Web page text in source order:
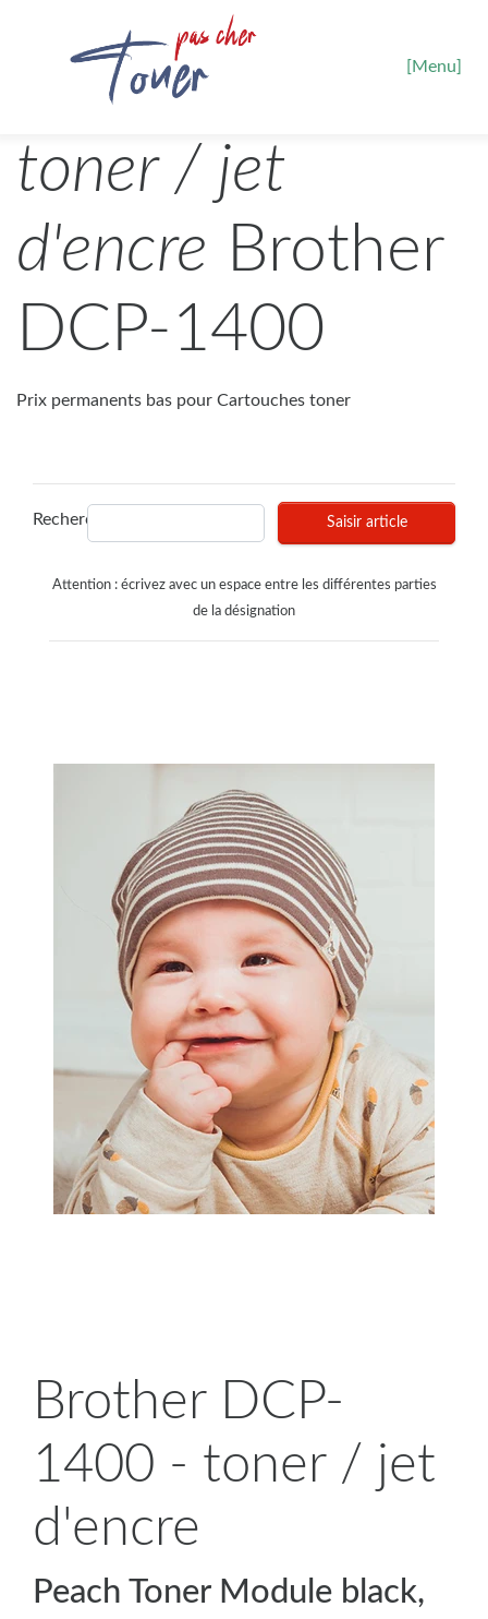
[Menu]
toner / jet
d'encre Brother
DCP-1400
Prix permanents bas pour Cartouches toner
Recherches Saisir article
Attention : écrivez avec un espace entre les différentes parties
de la désignation
Brother DCP-
1400 - toner / jet
d'encre
Peach Toner Module black,